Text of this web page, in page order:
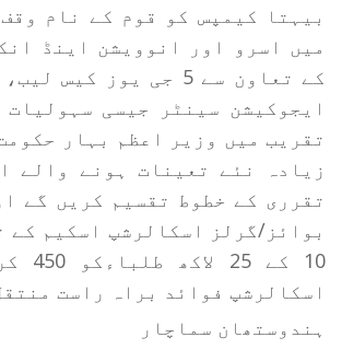
بیہتا کیمپس کو قوم کے نام
میں اسرو اور انوویشن اینڈ
کے تعاون سے 5 جی یوز
ایجوکیشن سینٹر جیسی
زیادہ نئے تعینات ہونے والے
تقرری کے خطوط تقسیم کریں گے
10
اسکالرشپ فوائد براہ راست
ہندوستھان سماچار